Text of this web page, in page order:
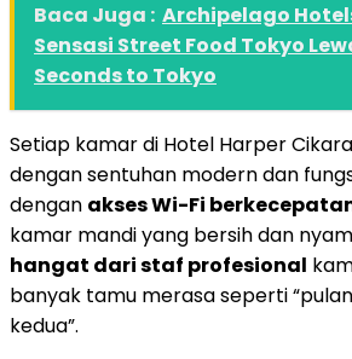
Baca Juga : Archipelago
Sensasi Street Food Tokyo
Seconds to Tokyo
Setiap kamar di Hotel Harper
dengan sentuhan modern dan
dengan akses Wi-Fi
kamar mandi yang bersih dan
hangat dari staf profesional
banyak tamu merasa seperti
kedua”.